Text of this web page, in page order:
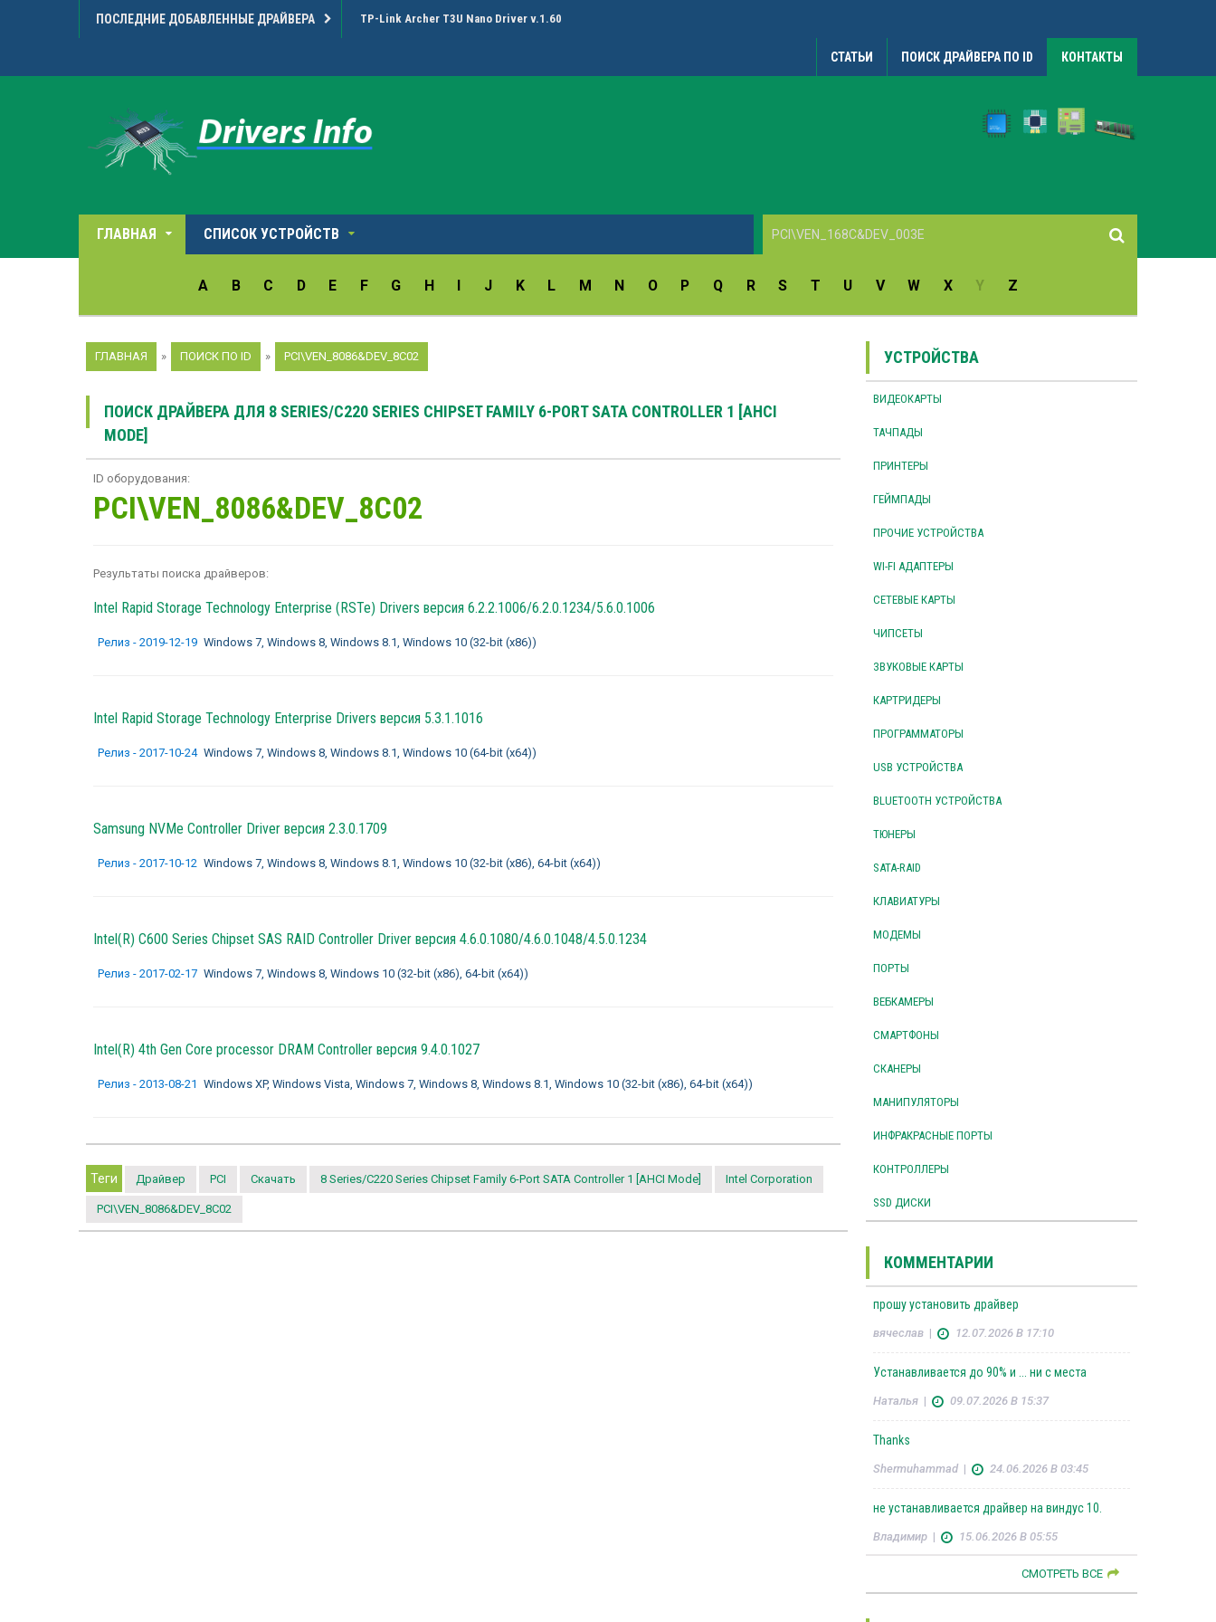
ПОСЛЕДНИЕ ДОБАВЛЕННЫЕ ДРАЙВЕРА TP-Link Archer T3U Nano Driver v.1.60
СТАТЬИ ПОИСК ДРАЙВЕРА ПО ID КОНТАКТЫ
ГЛАВНАЯ СПИСОК УСТРОЙСТВ
A B C D E F G H J K L M N O P Q R S T U V W X Y Z
ГЛАВНАЯ » ПОИСК ПО ID » PCI\VEN_8086&DEV_8C02
ПОИСК ДРАЙВЕРА ДЛЯ 8 SERIES/C220 SERIES CHIPSET FAMILY 6-PORT SATA CONTROLLER 1 [AHCI
MODE]
ID оборудования:
PCI\VEN_8086&DEV_8C02
Результаты поиска драйверов:
Intel Rapid Storage Technology Enterprise (RSTe) Drivers версия 6.2.2.1006/6.2.0.1234/5.6.0.1006
Релиз - 2019-12-19 Windows 7, Windows 8, Windows 8.1, Windows 10 (32-bit (x86))
Intel Rapid Storage Technology Enterprise Drivers версия 5.3.1.1016
Релиз - 2017-10-24 Windows 7, Windows 8, Windows 8.1, Windows 10 (64-bit (x64))
Samsung NVMe Controller Driver версия 2.3.0.1709
Релиз - 2017-10-12 Windows 7, Windows 8, Windows 8.1, Windows 10 (32-bit (x86), 64-bit (x64))
Intel(R) C600 Series Chipset SAS RAID Controller Driver версия 4.6.0.1080/4.6.0.1048/4.5.0.1234
Релиз - 2017-02-17 Windows 7, Windows 8, Windows 10 (32-bit (x86), 64-bit (x64))
Intel(R) 4th Gen Core processor DRAM Controller версия 9.4.0.1027
Релиз - 2013-08-21 Windows XP, Windows Vista, Windows 7, Windows 8, Windows 8.1, Windows 10 (32-bit (x86), 64-bit (x64))
Теги Драйвер PCI Скачать 8 Series/C220 Series Chipset Family 6-Port SATA Controller 1 [AHCI Mode] Intel Corporation
PCI\VEN_8086&DEV_8C02
УСТРОЙСТВА
ВИДЕОКАРТЫ
ТАЧПАДЫ
ПРИНТЕРЫ
ГЕЙМПАДЫ
ПРОЧИЕ УСТРОЙСТВА
WI-FI АДАПТЕРЫ
СЕТЕВЫЕ КАРТЫ
ЧИПСЕТЫ
ЗВУКОВЫЕ КАРТЫ
КАРТРИДЕРЫ
ПРОГРАММАТОРЫ
USB УСТРОЙСТВА
BLUETOOTH УСТРОЙСТВА
ТЮНЕРЫ
SATA-RAID
КЛАВИАТУРЫ
МОДЕМЫ
ПОРТЫ
ВЕБКАМЕРЫ
СМАРТФОНЫ
СКАНЕРЫ
МАНИПУЛЯТОРЫ
ИНФРАКРАСНЫЕ ПОРТЫ
КОНТРОЛЛЕРЫ
SSD ДИСКИ
КОММЕНТАРИИ
прошу установить драйвер
вячеслав| 12.07.2026 В 17:10
Устанавливается до 90% и ... ни с места
Наталья| 09.07.2026 В 15:37
Thanks
Shermuhammad| 24.06.2026 В 03:45
не устанавливается драйвер на виндус 10.
Владимир| 15.06.2026 В 05:55
СМОТРЕТЬ ВСЕ